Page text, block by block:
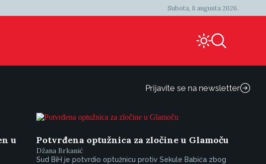
Subota, 8 augusta 2026.
Prijavite se na newsletter
u
Potvrđena optužnica za zločine u Glamoču
Džana Brkanić
Sud BiH je potvrdio optužnicu protiv Sekule Babića zbog